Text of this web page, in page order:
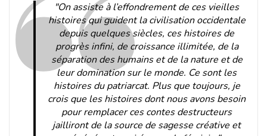
"On assiste à l’effondrement de ces vieilles
histoires qui guident la civilisation occidentale
depuis quelques siècles, ces histoires de
progrès infini, de croissance illimitée, de la
séparation des humains et de la nature et de
leur domination sur le monde. Ce sont les
histoires du patriarcat. Plus que toujours, je
crois que les histoires dont nous avons besoin
pour remplacer ces contes destructeurs
jailliront de la source de sagesse créative et